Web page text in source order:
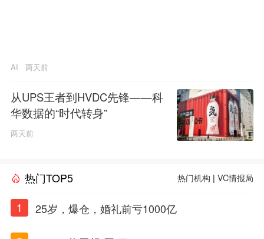
AI 两天前
从UPS王者到HVDC先锋——科
华数据的“时代转身”
两天前
热门TOP5 热门机构 |VC情报局
1 25岁，爆仓，婚礼前亏1000亿